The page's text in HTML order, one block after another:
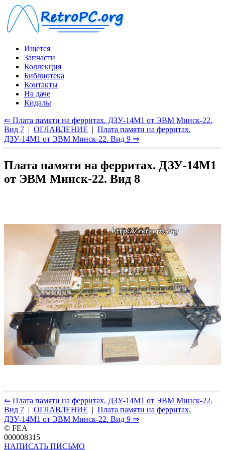
Ищется
Запчасти
Коллекция
Библиотека
Контакты
На даче
Кидалы
⇐ Плата памяти на ферритах. ДЗУ-14М1 от ЭВМ Минск-22.
Вид 7 | ОГЛАВЛЕНИЕ | Плата памяти на ферритах.
ДЗУ-14М1 от ЭВМ Минск-22. Вид 9 ⇒
Плата памяти на ферритах. ДЗУ-14М1
от ЭВМ Минск-22. Вид 8
⇐ Плата памяти на ферритах. ДЗУ-14М1 от ЭВМ Минск-22.
Вид 7 | ОГЛАВЛЕНИЕ | Плата памяти на ферритах.
ДЗУ-14М1 от ЭВМ Минск-22. Вид 9 ⇒
© FEA
000008315
НАПИСАТЬ ПИСЬМО